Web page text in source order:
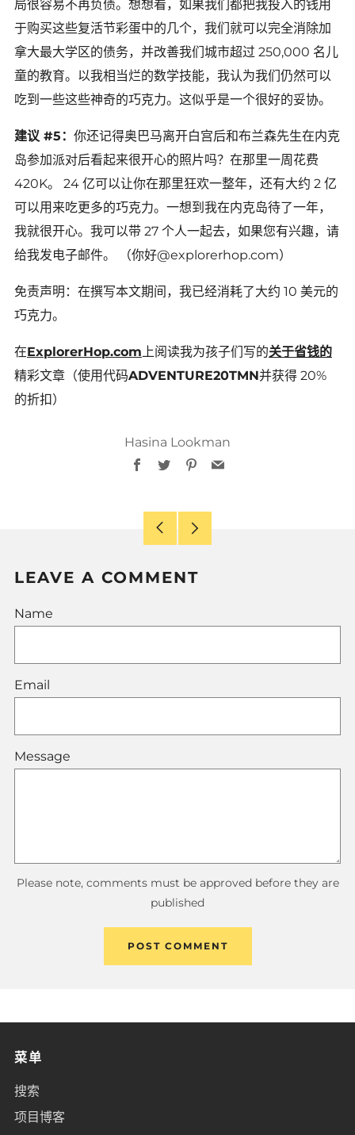
局很容易不再负债。想想看，如果我们都把我投入的钱用
于购买这些复活节彩蛋中的几个，我们就可以完全消除加
拿大最大学区的债务，并改善我们城市超过 250,000 名儿
童的教育。以我相当烂的数学技能，我认为我们仍然可以
吃到一些这些神奇的巧克力。这似乎是一个很好的妥协。
建议 #5： 你还记得奥巴马离开白宫后和布兰森先生在内克
岛参加派对后看起来很开心的照片吗？在那里一周花费
420K。 24 亿可以让你在那里狂欢一整年，还有大约 2 亿
可以用来吃更多的巧克力。一想到我在内克岛待了一年，
我就很开心。我可以带 27 个人一起去，如果您有兴趣，请
给我发电子邮件。 （你好@explorerhop.com）
免责声明：在撰写本文期间，我已经消耗了大约 10 美元的
巧克力。
在ExplorerHop.com上阅读我为孩子们写的关于省钱的
精彩文章（使用代码ADVENTURE20TMN并获得 20%
的折扣）
Hasina Lookman
Facebook
TwitterPinterest
Email
Older
LEAVE A COMMENT
Name
Email
Message
Please note, comments must be approved before they are
published
菜单
搜索
项目博客